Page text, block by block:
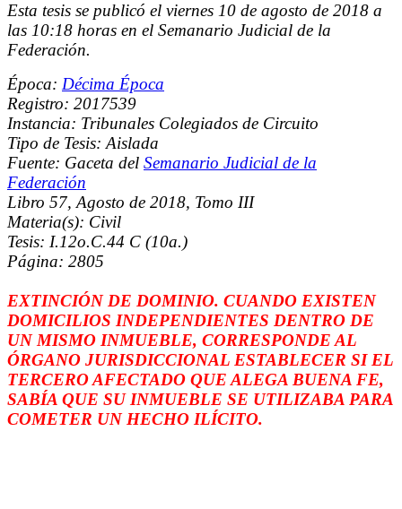
Esta tesis se publicó el viernes 10 de agosto de 2018 a
las 10:18 horas en el Semanario Judicial de la
Federación.
Época: Décima Época
Registro: 2017539
Instancia: Tribunales Colegiados de Circuito
Tipo de Tesis: Aislada
Fuente: Gaceta del Semanario Judicial de la
Federación
Libro 57, Agosto de 2018, Tomo III
Materia(s): Civil
Tesis: I.12o.C.44 C (10a.)
Página: 2805
EXTINCIÓN DE DOMINIO. CUANDO EXISTEN
DOMICILIOS INDEPENDIENTES DENTRO DE
UN MISMO INMUEBLE, CORRESPONDE AL
ÓRGANO JURISDICCIONAL ESTABLECER SI EL
TERCERO AFECTADO QUE ALEGA BUENA FE,
SABÍA QUE SU INMUEBLE SE UTILIZABA PARA
COMETER UN HECHO ILÍCITO.